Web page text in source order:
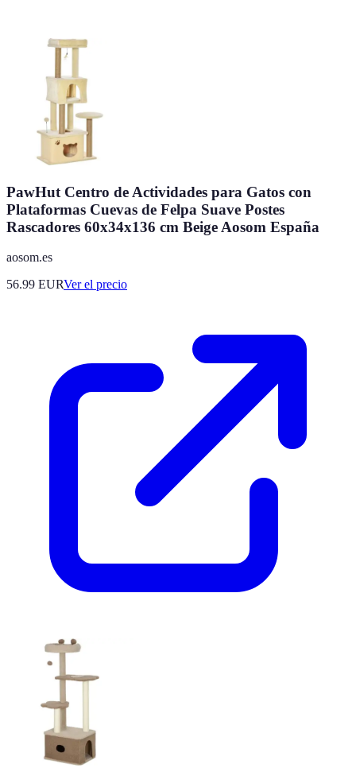
PawHut Centro de Actividades para Gatos con
Plataformas Cuevas de Felpa Suave Postes
Rascadores 60x34x136 cm Beige Aosom España
aosom.es
56.99 EURVer el precio